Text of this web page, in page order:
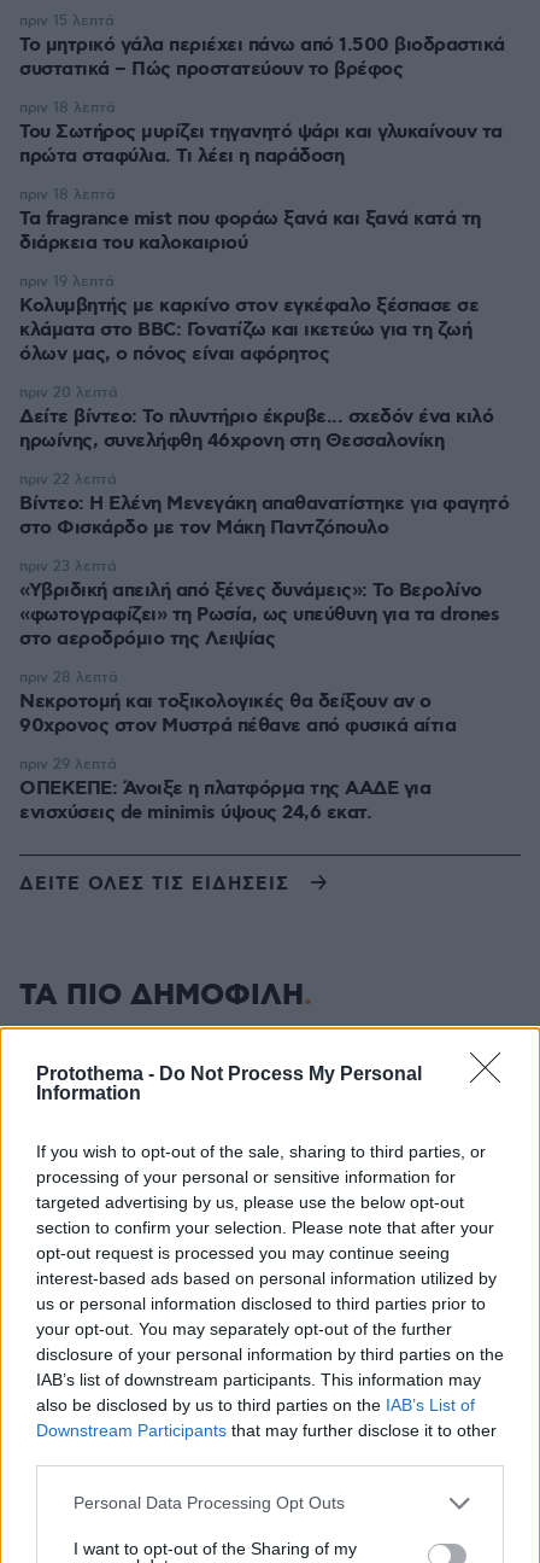
Protothema - Do Not Process My Personal
Information
If you wish to opt-out of the sale, sharing to third parties, or
processing of your personal or sensitive information for
targeted advertising by us, please use the below opt-out
section to confirm your selection. Please note that after your
opt-out request is processed you may continue seeing
interest-based ads based on personal information utilized by
us or personal information disclosed to third parties prior to
your opt-out. You may separately opt-out of the further
disclosure of your personal information by third parties on the
IAB’s list of downstream participants. This information may
also be disclosed by us to third parties on the IAB’s List of
Downstream Participants that may further disclose it to other
Please note that this website/app uses one or more Google
not limited to your visit or usage behaviour. You may click to
Personal Data Processing Opt Outs
I want to opt-out of the Sharing of my
Το μητρικό γάλα περιέχει πάνω από 1.500 βιοδραστικά
συστατικά – Πώς προστατεύουν το βρέφος
πριν 15 λεπτά
Του Σωτήρος μυρίζει τηγανητό ψάρι και γλυκαίνουν τα
πρώτα σταφύλια. Τι λέει η παράδοση
πριν 18 λεπτά
Τα fragrance mist που φοράω ξανά και ξανά κατά τη
διάρκεια του καλοκαιριού
πριν 18 λεπτά
Κολυμβητής με καρκίνο στον εγκέφαλο ξέσπασε σε
κλάματα στο BBC: Γονατίζω και ικετεύω για τη ζωή
όλων μας, ο πόνος είναι αφόρητος
πριν 19 λεπτά
Δείτε βίντεο: Το πλυντήριο έκρυβε... σχεδόν ένα κιλό
ηρωίνης, συνελήφθη 46χρονη στη Θεσσαλονίκη
πριν 20 λεπτά
Βίντεο: Η Ελένη Μενεγάκη απαθανατίστηκε για φαγητό
στο Φισκάρδο με τον Μάκη Παντζόπουλο
πριν 22 λεπτά
«Υβριδική απειλή από ξένες δυνάμεις»: Το Βερολίνο
«φωτογραφίζει» τη Ρωσία, ως υπεύθυνη για τα drones
στο αεροδρόμιο της Λειψίας
πριν 23 λεπτά
Νεκροτομή και τοξικολογικές θα δείξουν αν ο
90χρονος στον Μυστρά πέθανε από φυσικά αίτια
πριν 28 λεπτά
ΟΠΕΚΕΠΕ: Άνοιξε η πλατφόρμα της ΑΑΔΕ για
ενισχύσεις de minimis ύψους 24,6 εκατ.
πριν 29 λεπτά
ΔΕΙΤΕ ΟΛΕΣ ΤΙΣ ΕΙΔΗΣΕΙΣ
ΤΑ ΠΙΟ ΔΗΜΟΦΙΛΗ
71.95%
06.08.2026, 10:22